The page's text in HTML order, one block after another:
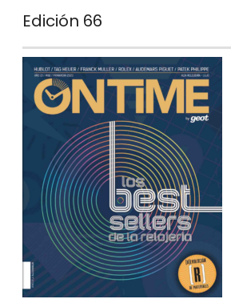
Edición 66